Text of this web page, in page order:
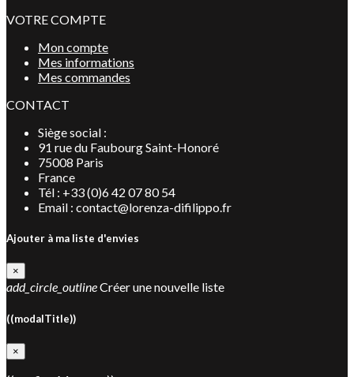
VOTRE COMPTE
Mon compte
Mes informations
Mes commandes
CONTACT
Siège social :
91 rue du Faubourg Saint-Honoré
75008 Paris
France
Tél : +33 (0)6 42 07 80 54
Email : contact@lorenza-difilippo.fr
Ajouter à ma liste d'envies
×
add_circle_outlineCréer une nouvelle liste
((modalTitle))
×